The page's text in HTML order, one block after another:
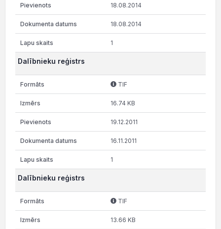
18.08.2014
18.08.2014
1
Dalībnieku reģistrs
TIF
16.74 KB
19.12.2011
16.11.2011
1
Dalībnieku reģistrs
TIF
13.66 KB